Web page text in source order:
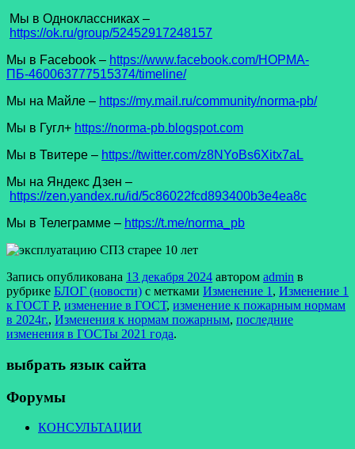
Мы в Одноклассниках –
https://ok.ru/group/52452917248157
Мы в Facеbook – https://www.facebook.com/НОРМА-
ПБ-460063777515374/timeline/
Мы на Майле – https://my.mail.ru/community/norma-pb/
Мы в Гугл+ https://norma-pb.blogspot.com
Мы в Твитере – https://twitter.com/z8NYoBs6Xitx7aL
Мы на Яндекс Дзен –
https://zen.yandex.ru/id/5c86022fcd893400b3e4ea8c
Мы в Телеграмме – https://t.me/norma_pb
Запись опубликована 13 декабря 2024 автором admin в
рубрике БЛОГ (новости) с метками Изменение 1 , Изменение 1
к ГОСТ Р, изменение в ГОСТ, изменение к пожарным нормам
в 2024г., Изменения к нормам пожарным, последние
изменения в ГОСТы 2021 года.
выбрать язык сайта
Форумы
КОНСУЛЬТАЦИИ